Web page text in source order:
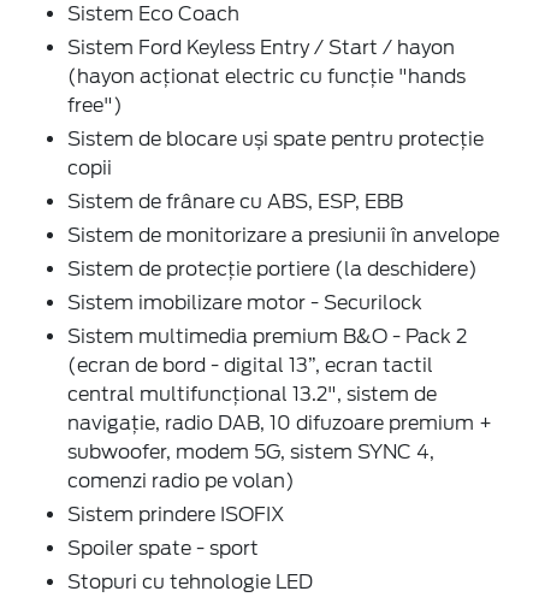
Sistem Eco Coach
Sistem Ford Keyless Entry / Start / hayon
(hayon acționat electric cu funcție "hands
free")
Sistem de blocare uși spate pentru protecție
copii
Sistem de frânare cu ABS, ESP, EBB
Sistem de monitorizare a presiunii în anvelope
Sistem de protecție portiere (la deschidere)
Sistem imobilizare motor - Securilock
Sistem multimedia premium B&O - Pack 2
(ecran de bord - digital 13”, ecran tactil
central multifuncțional 13.2", sistem de
navigație, radio DAB, 10 difuzoare premium +
subwoofer, modem 5G, sistem SYNC 4,
comenzi radio pe volan)
Sistem prindere ISOFIX
Spoiler spate - sport
Stopuri cu tehnologie LED